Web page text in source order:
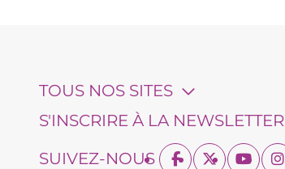
TOUS NOS SITES
S'INSCRIRE À LA NEWSLETTER
SUIVEZ-NOUS